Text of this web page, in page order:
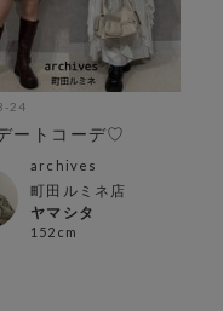
24
ートコーデ♡
archives
町田ルミネ店
ヤマシタ
152cm